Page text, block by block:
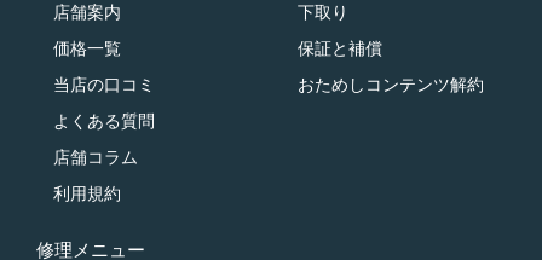
店舗案内
価格一覧
当店の口コミ
よくある質問
店舗コラム
利用規約
下取り
保証と補償
おためしコンテンツ解約
修理メニュー